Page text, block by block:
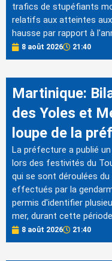
trafics de stupéfiants
relatifs aux atteintes
hausse par rapport à
8 août 2026 21:40
Martinique:
des Yoles et
loupe de la
La préfecture a publié
lors des festivités du
qui se sont déroulées
effectués par la
permis d'identifier
mer, durant cette
8 août 2026 21:40